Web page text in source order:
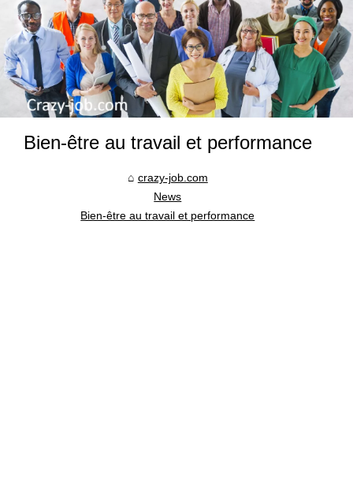
Bien-être au travail et performance
crazy-job.com
News
Bien-être au travail et performance